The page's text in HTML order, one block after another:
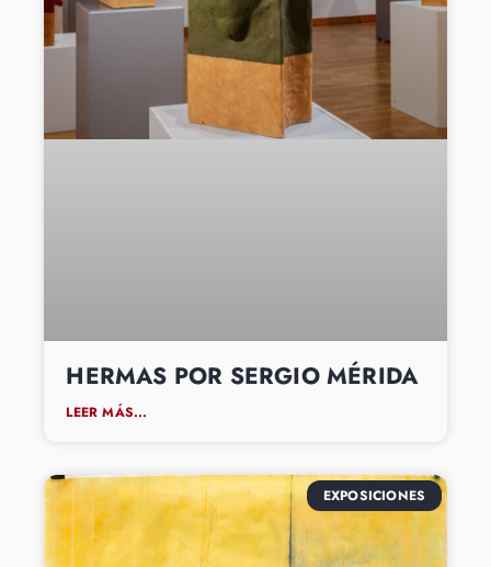
HERMAS POR SERGIO MÉRIDA
LEER MÁS...
EXPOSICIONES